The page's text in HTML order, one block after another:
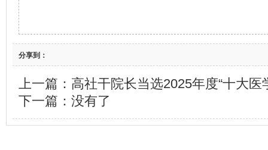
分享到：
上一篇： 高社干院长当选2025年度“十大医
下一篇：没有了